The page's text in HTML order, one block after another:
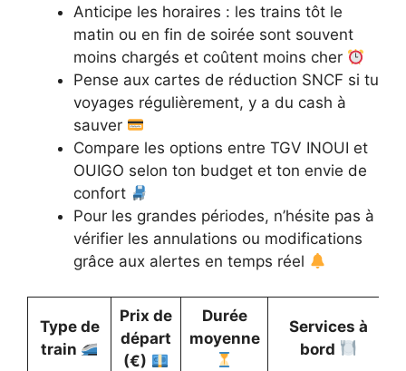
Anticipe les horaires : les trains tôt le
matin ou en fin de soirée sont souvent
moins chargés et coûtent moins cher
Pense aux cartes de réduction SNCF si tu
voyages régulièrement, y a du cash à
sauver
Compare les options entre TGV INOUI et
OUIGO selon ton budget et ton envie de
confort
Pour les grandes périodes, n’hésite pas à
vérifier les annulations ou modifications
grâce aux alertes en temps réel
Type de
train
Prix de
départ
(€)
Durée
moyenne
Services à
bord